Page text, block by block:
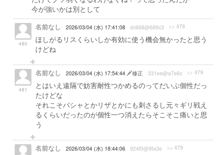
今が強いかは別として
480
名前なし 2026/03/04 (水) 17:41:08 dc668@689c3 >> 479
ほしがるリスくらいしか有効に使う機会無かったと思う
けどね
481
名前なし 2026/03/04 (水) 17:54:44 修正 331ee@a7e6c >> 479
とはいえ遠隔で妨害耐性つかめるのってだいぶ個性だっ
たけどな
それこそバシャとかリザとかにも刺さるし元々ギリ戦え
るくらいだったのが個性一つ消えたらそこそこ痛いと思
う
名前なし 2026/03/04 (水) 18:44:06 924f0@9fa3e >> 479